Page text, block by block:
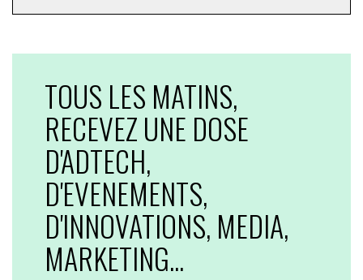
TOUS LES MATINS,
RECEVEZ UNE DOSE
D'ADTECH,
D'EVENEMENTS,
D'INNOVATIONS, MEDIA,
MARKETING...